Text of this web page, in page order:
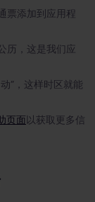
票添加到应用程
历，这是我们应
”，这样时区就能
页面以获取更多信